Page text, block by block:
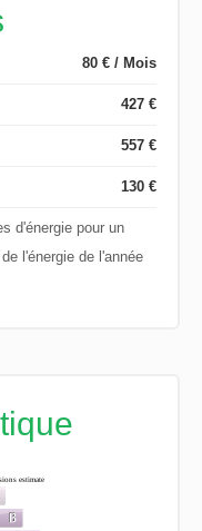
80 € / Mois
427 €
557 €
130 €
d'énergie pour un
l'énergie de l'année